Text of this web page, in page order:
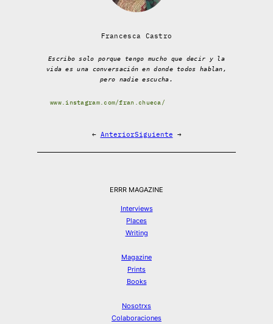
Francesca Castro
Escribo solo porque tengo mucho que decir y la
vida es una conversación en donde todos hablan,
pero nadie escucha.
www.instagram.com/fran.chueca/
← AnteriorSiguiente →
ERRR MAGAZINE
Interviews
Places
Writing
Magazine
Prints
Books
Nosotrxs
Colaboraciones